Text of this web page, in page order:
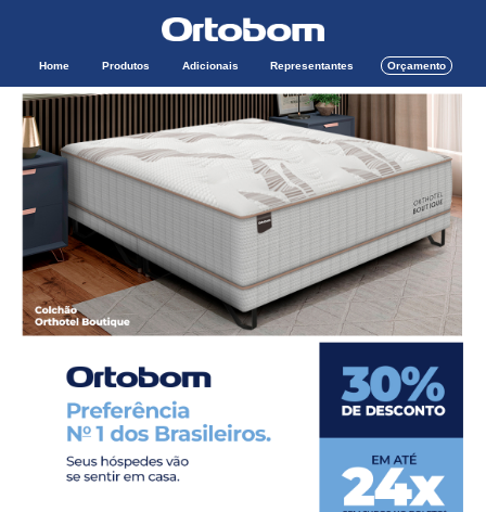
Home Produtos Adicionais Representantes Orçamento